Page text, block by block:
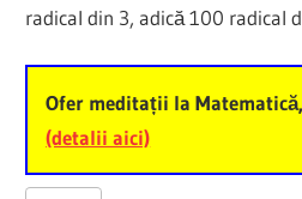
radical din 3, adică 100 radical
Ofer meditații la
(detalii aici)